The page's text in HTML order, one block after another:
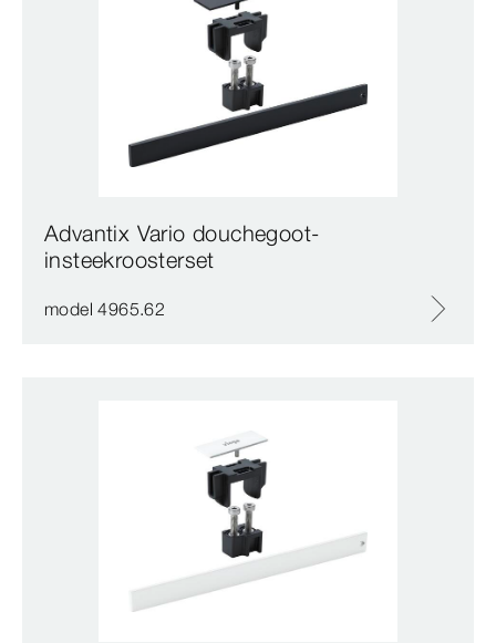
Advantix Vario douchegoot-
insteekroosterset
model 4965.62